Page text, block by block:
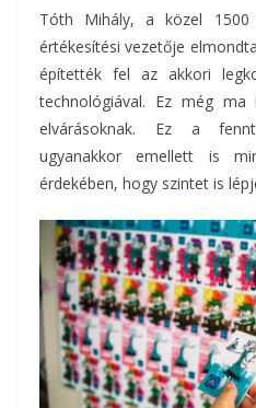
Tóth Mihály, a közel 1500
értékesítési vezetője
építették fel az akkori
technológiával. Ez még
elvárásoknak. Ez a
ugyanakkor emellett is
érdekében, hogy szintet is